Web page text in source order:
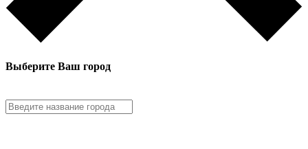
Выберите Ваш город